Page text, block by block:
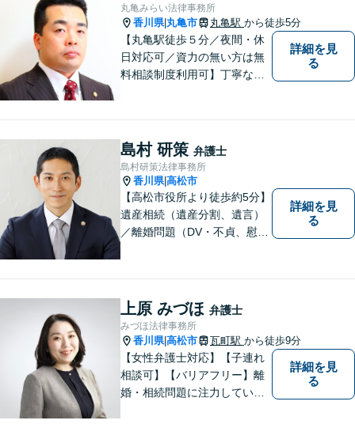
丸亀みらい法律事務所
香川県| 丸亀市 丸亀駅 から徒歩5分
【丸亀駅徒歩５分／夜間・休
日対応可／資力の無い方は無
料相談制度利用可】丁寧な対
詳細を見
る
島村 研策 弁護士
島村研策法律事務所
香川県|高松市
【高松市役所より徒歩約5分】
遺産相続（遺産分割、遺言）
／離婚問題（DV・不貞、慰謝
高いリーガルサービスをご提
供します。
詳細を見
る
上原 みづほ 弁護士
みづほ法律事務所
香川県|高松市 瓦町駅 から徒歩9分
【女性弁護士対応】【子連れ
相談可】【バリアフリー】離
婚・相続問題に注力していま
詳細を見
る